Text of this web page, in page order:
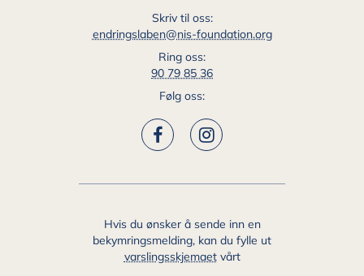
Skriv til oss:
endringslaben@nis-foundation.org
Ring oss:
90 79 85 36
Følg oss:
Hvis du ønsker å sende inn en
bekymringsmelding, kan du fylle ut
varslingsskjemaetvårt